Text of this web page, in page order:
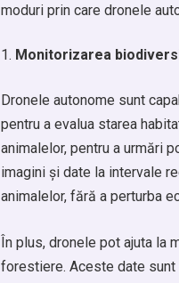
moduri prin care dronele
Monitorizarea
Dronele autonome sunt
pentru a evalua starea
animalelor, pentru a urmări
imagini și date la intervale
animalelor, fără a perturba
În plus, dronele pot ajuta la
forestiere. Aceste date sunt